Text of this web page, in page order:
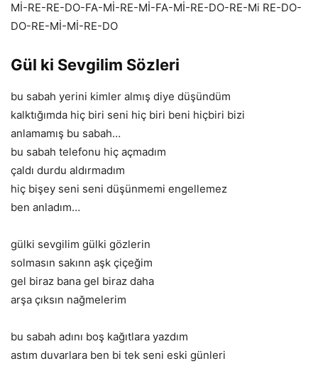
Mİ-RE-RE-DO-FA-Mİ-RE-Mİ-FA-Mİ-RE-DO-RE-Mi RE-DO-
DO-RE-Mİ-Mİ-RE-DO
Gül ki Sevgilim Sözleri
bu sabah yerini kimler almış diye düşündüm
kalktığımda hiç biri seni hiç biri beni hiçbiri bizi
anlamamış bu sabah…
bu sabah telefonu hiç açmadım
çaldı durdu aldırmadım
hiç bişey seni seni düşünmemi engellemez
ben anladım…
gülki sevgilim gülki gözlerin
solmasın sakınn aşk çiçeğim
gel biraz bana gel biraz daha
arşa çıksın nağmelerim
bu sabah adını boş kağıtlara yazdım
astım duvarlara ben bi tek seni eski günleri